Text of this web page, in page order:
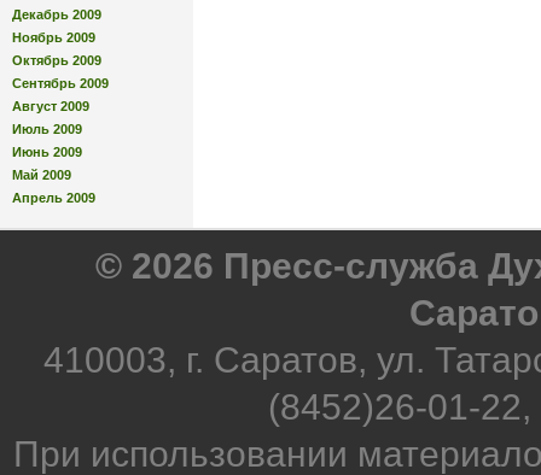
Декабрь 2009
Ноябрь 2009
Октябрь 2009
Сентябрь 2009
Август 2009
Июль 2009
Июнь 2009
Май 2009
Апрель 2009
© 2026 Пресс-служба
410003, г. Саратов, ул.
(8452)26-01-
При использовании